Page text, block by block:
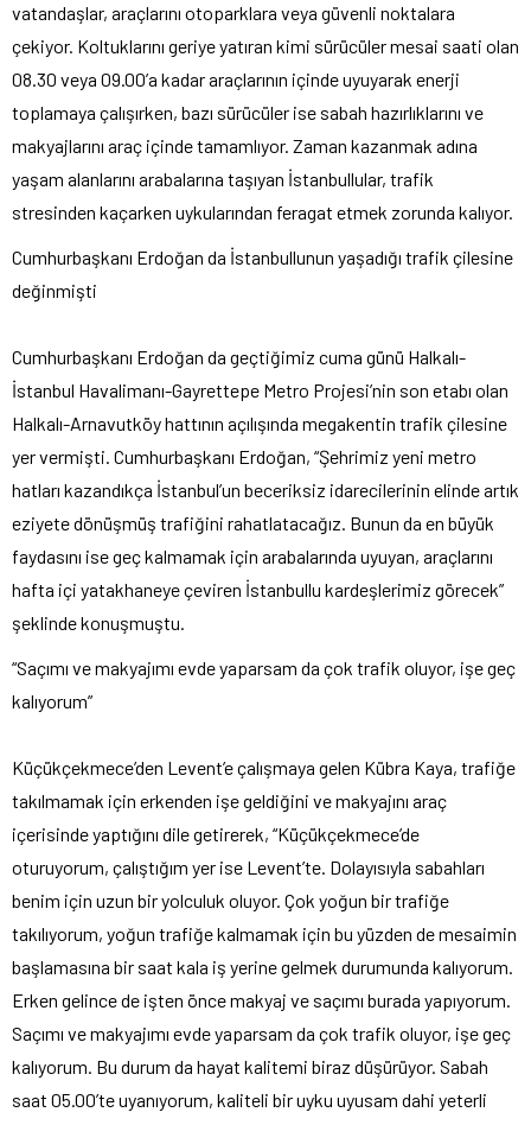
vatandaşlar, araçlarını otoparklara veya güvenli noktalara
çekiyor. Koltuklarını geriye yatıran kimi sürücüler mesai saati olan
08.30 veya 09.00’a kadar araçlarının içinde uyuyarak enerji
toplamaya çalışırken, bazı sürücüler ise sabah hazırlıklarını ve
makyajlarını araç içinde tamamlıyor. Zaman kazanmak adına
yaşam alanlarını arabalarına taşıyan İstanbullular, trafik
stresinden kaçarken uykularından feragat etmek zorunda kalıyor.
Cumhurbaşkanı Erdoğan da İstanbullunun yaşadığı trafik çilesine
değinmişti
Cumhurbaşkanı Erdoğan da geçtiğimiz cuma günü Halkalı-
İstanbul Havalimanı-Gayrettepe Metro Projesi’nin son etabı olan
Halkalı-Arnavutköy hattının açılışında megakentin trafik çilesine
yer vermişti. Cumhurbaşkanı Erdoğan, “Şehrimiz yeni metro
hatları kazandıkça İstanbul’un beceriksiz idarecilerinin elinde artık
eziyete dönüşmüş trafiğini rahatlatacağız. Bunun da en büyük
faydasını ise geç kalmamak için arabalarında uyuyan, araçlarını
hafta içi yatakhaneye çeviren İstanbullu kardeşlerimiz görecek”
şeklinde konuşmuştu.
“Saçımı ve makyajımı evde yaparsam da çok trafik oluyor, işe geç
kalıyorum”
Küçükçekmece’den Levent’e çalışmaya gelen Kübra Kaya, trafiğe
takılmamak için erkenden işe geldiğini ve makyajını araç
içerisinde yaptığını dile getirerek, “Küçükçekmece’de
oturuyorum, çalıştığım yer ise Levent’te. Dolayısıyla sabahları
benim için uzun bir yolculuk oluyor. Çok yoğun bir trafiğe
takılıyorum, yoğun trafiğe kalmamak için bu yüzden de mesaimin
başlamasına bir saat kala iş yerine gelmek durumunda kalıyorum.
Erken gelince de işten önce makyaj ve saçımı burada yapıyorum.
Saçımı ve makyajımı evde yaparsam da çok trafik oluyor, işe geç
kalıyorum. Bu durum da hayat kalitemi biraz düşürüyor. Sabah
saat 05.00’te uyanıyorum, kaliteli bir uyku uyusam dahi yeterli